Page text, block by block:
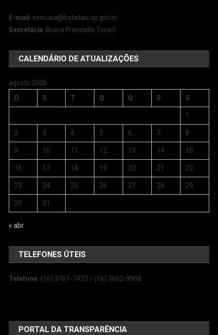
E-mail :semusa@batatais.sp.gov.br
Secretária: Bruna Francielle Toneti
CALENDÁRIO DE ATUALIZAÇÕES
agosto 2026
D
S T Q Q S S
1
2 3 4 5 6 7 8
9 10 11 12 13 14 15
16 17 18 19 20 21 22
23 24 25 26 27 28 29
30 31
« abr
TELEFONES ÚTEIS
Telefone: (16) 3761-7433 / (16) 3662-9908
PORTAL DA TRANSPARÊNCIA